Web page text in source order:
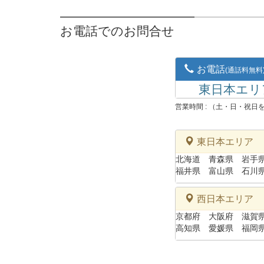
お電話でのお問合せ
お電話(通話料無料
東日本エ
営業時間 : （土・日・祝日
東日本エリア
北海道 青森県
岩手
福井県
富山県 石川
西日本エリア
京都府 大阪府
滋賀
高知県
愛媛県 福岡